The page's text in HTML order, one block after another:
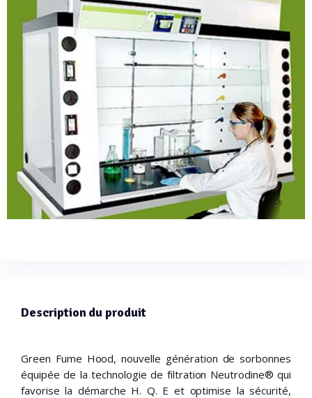
Description du produit
Green Fume Hood, nouvelle génération de sorbonnes
équipée de la technologie de filtration Neutrodine® qui
favorise la démarche H. Q. E et optimise la sécurité,